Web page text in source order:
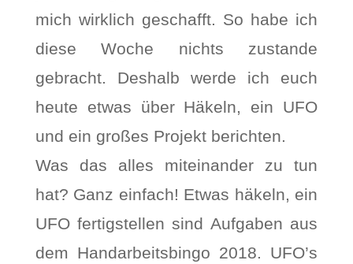
mich wirklich geschafft. So habe ich
diese Woche nichts zustande
gebracht. Deshalb werde ich euch
heute etwas über Häkeln, ein UFO
und ein großes Projekt berichten.
Was das alles miteinander zu tun
hat? Ganz einfach! Etwas häkeln, ein
UFO fertigstellen sind Aufgaben aus
dem Handarbeitsbingo 2018. UFO’s